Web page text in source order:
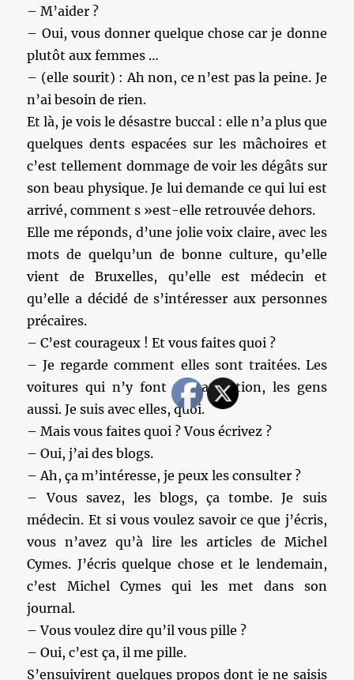
– M’aider ?
– Oui, vous donner quelque chose car je donne
plutôt aux femmes …
– (elle sourit) : Ah non, ce n’est pas la peine. Je
n’ai besoin de rien.
Et là, je vois le désastre buccal : elle n’a plus que
quelques dents espacées sur les mâchoires et
c’est tellement dommage de voir les dégâts sur
son beau physique. Je lui demande ce qui lui est
arrivé, comment s »est-elle retrouvée dehors.
Elle me réponds, d’une jolie voix claire, avec les
mots de quelqu’un de bonne culture, qu’elle
vient de Bruxelles, qu’elle est médecin et
qu’elle a décidé de s’intéresser aux personnes
précaires.
– C’est courageux ! Et vous faites quoi ?
– Je regarde comment elles sont traitées. Les
voitures qui n’y font pas attention, les gens
aussi. Je suis avec elles, quoi.
– Mais vous faites quoi ? Vous écrivez ?
– Oui, j’ai des blogs.
– Ah, ça m’intéresse, je peux les consulter ?
– Vous savez, les blogs, ça tombe. Je suis
médecin. Et si vous voulez savoir ce que j’écris,
vous n’avez qu’à lire les articles de Michel
Cymes. J’écris quelque chose et le lendemain,
c’est Michel Cymes qui les met dans son
journal.
– Vous voulez dire qu’il vous pille ?
– Oui, c’est ça, il me pille.
S’ensuivirent quelques propos dont je ne saisis